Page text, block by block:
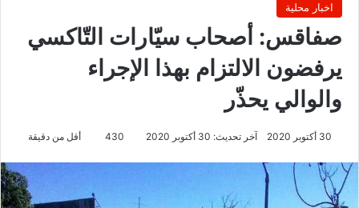
اخبار محلية
صفاقس: أصحاب سيّارات التّاكسي
يرفضون الالتزام بهذا الإجراء
والوالي يحذّر
30 أكتوبر 2020 آخر تحديث: 30 أكتوبر 2020 430 أقل من دقيقة